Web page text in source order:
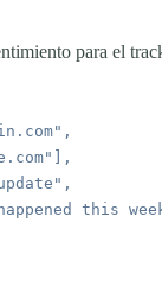
para el
this